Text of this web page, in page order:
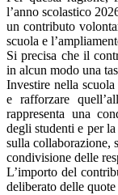
l’anno scolastico
un contributo
scuola e
Si precisa che il
in alcun modo una
Investire nella
e rafforzare
rappresenta una
degli studenti e per
sulla collaborazione,
condivisione delle
L’importo del
deliberato delle